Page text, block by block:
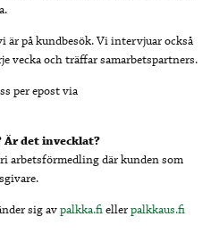
är på kundbesök. Vi intervjuar också
vecka och träffar samarbetspartners.
per epost via
Är det invecklat?
arbetsförmedling där kunden som
sig avpalkka.fiellerpalkkaus.fi